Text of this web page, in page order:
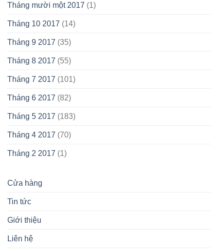
Tháng mười một 2017 (1)
Tháng 10 2017 (14)
Tháng 9 2017 (35)
Tháng 8 2017 (55)
Tháng 7 2017 (101)
Tháng 6 2017 (82)
Tháng 5 2017 (183)
Tháng 4 2017 (70)
Tháng 2 2017 (1)
Cửa hàng
Tin tức
Giới thiệu
Liên hệ